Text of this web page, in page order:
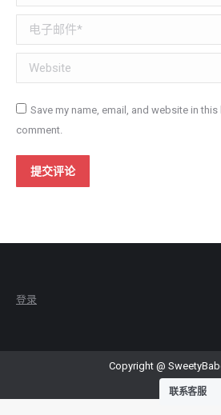
电子邮件 *
Website
Save my name, email, and website in
comment.
提交评论
登录
Copyright @
联系客服